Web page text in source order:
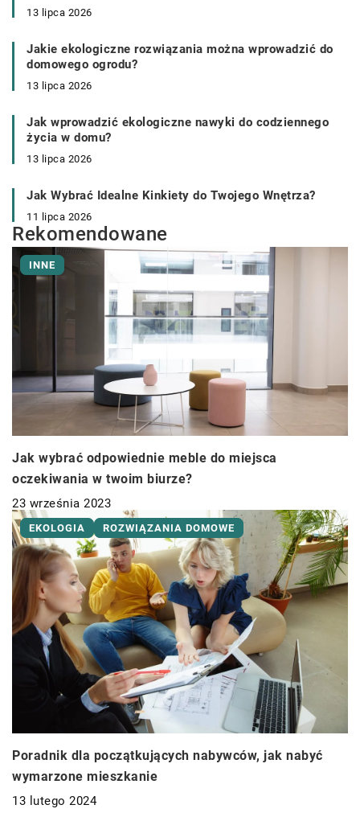
13 lipca 2026
Jakie ekologiczne rozwiązania można wprowadzić do
domowego ogrodu?
13 lipca 2026
Jak wprowadzić ekologiczne nawyki do codziennego
życia w domu?
13 lipca 2026
Jak Wybrać Idealne Kinkiety do Twojego Wnętrza?
11 lipca 2026
Rekomendowane
INNE
Jak wybrać odpowiednie meble do miejsca
oczekiwania w twoim biurze?
23 września 2023
EKOLOGIA ROZWIĄZANIA DOMOWE
Poradnik dla początkujących nabywców, jak nabyć
wymarzone mieszkanie
13 lutego 2024